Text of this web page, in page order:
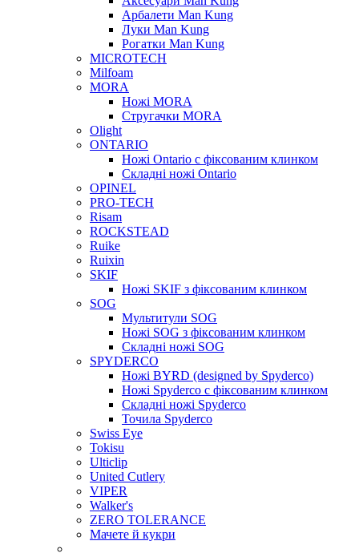
Арбалети Man Kung
Луки Man Kung
Рогатки Man Kung
MICROTECH
Milfoam
MORA
Ножі MORA
Стругачки MORA
Olight
ONTARIO
Ножі Ontario c фіксованим клинком
Складні ножі Ontario
OPINEL
PRO-TECH
Risam
ROCKSTEAD
Ruike
Ruixin
SKIF
Ножі SKIF з фіксованим клинком
SOG
Мультитули SOG
Ножі SOG з фіксованим клинком
Складні ножі SOG
SPYDERCO
Ножі BYRD (designed by Spyderco)
Ножі Spyderco c фіксованим клинком
Складні ножі Spyderco
Точила Spyderco
Swiss Eye
Tokisu
Ulticlip
United Cutlery
VIPER
Walker's
ZERO TOLERANCE
Мачете й кукри